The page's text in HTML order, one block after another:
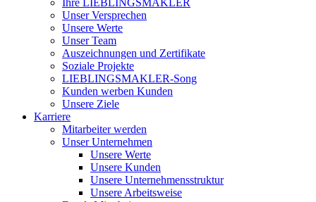
Ihre LIEBLINGSMAKLER
Unser Versprechen
Unsere Werte
Unser Team
Auszeichnungen und Zertifikate
Soziale Projekte
LIEBLINGSMAKLER-Song
Kunden werben Kunden
Unsere Ziele
Karriere
Mitarbeiter werden
Unser Unternehmen
Unsere Werte
Unsere Kunden
Unsere Unternehmensstruktur
Unsere Arbeitsweise